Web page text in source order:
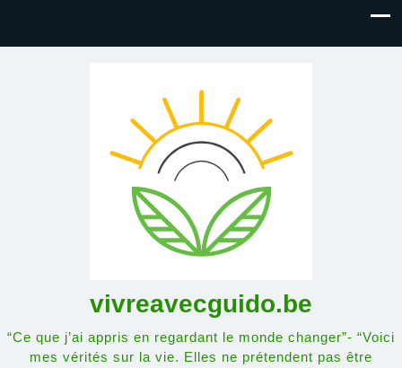
vivreavecguido.be
“Ce que j’ai appris en regardant le monde changer”- “Voici
mes vérités sur la vie. Elles ne prétendent pas être